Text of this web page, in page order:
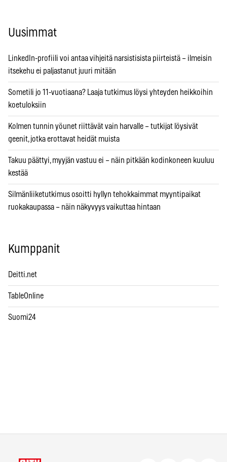
Uusimmat
LinkedIn-profiili voi antaa vihjeitä narsistisista piirteistä – ilmeisin
itsekehu ei paljastanut juuri mitään
Sometili jo 11-vuotiaana? Laaja tutkimus löysi yhteyden heikkoihin
koetuloksiin
Kolmen tunnin yöunet riittävät vain harvalle – tutkijat löysivät
geenit, jotka erottavat heidät muista
Takuu päättyi, myyjän vastuu ei – näin pitkään kodinkoneen kuuluu
kestää
Silmänliiketutkimus osoitti hyllyn tehokkaimmat myyntipaikat
ruokakaupassa – näin näkyvyys vaikuttaa hintaan
Kumppanit
Deitti.net
TableOnline
Suomi24